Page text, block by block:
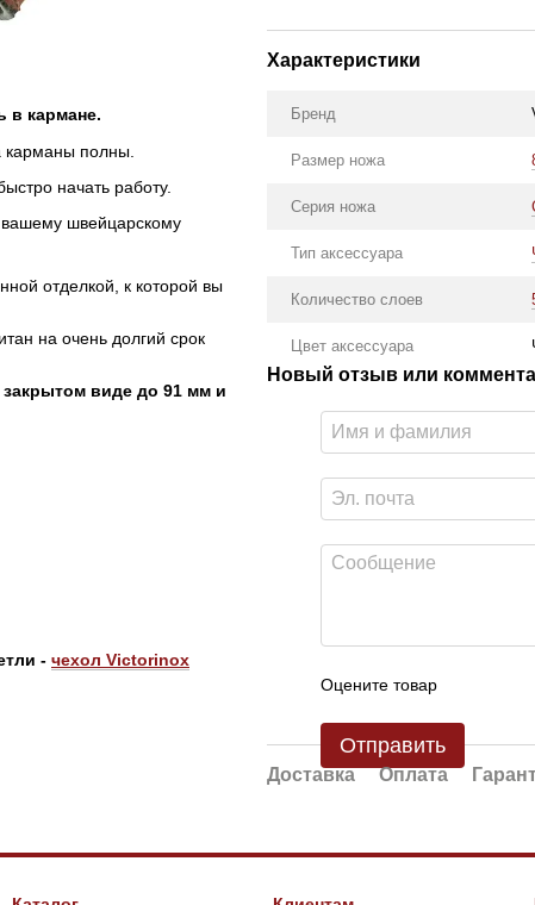
в кармане.
карманы полны.
начать работу.
швейцарскому
отделкой, к которой вы
на очень долгий срок
виде до 91 мм и
- чехол Victorinox
Характеристики
Бренд
Размер ножа
Серия ножа
Тип аксессуара
Количество слоев
Цвет аксессуара
Новый отзыв или
Оцените товар
Отправить
Доставка Оплата